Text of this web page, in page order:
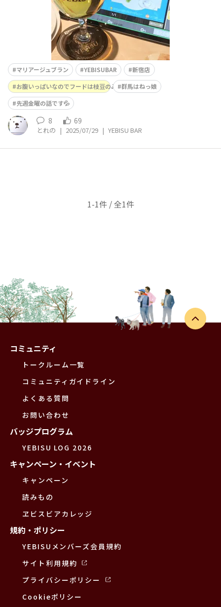
マリアージュブラン YEBISUBAR
新宿店
お腹いっぱいなのでフードは枝豆のみ
群馬はねっ娘
先週金曜の話です💦
8 69
とれの | 2025/07/29 | YEBISU BAR
1-1件 / 全1件
コミュニティ
トークルーム一覧
コミュニティガイドライン
よくある質問
お問い合わせ
バッジプログラム
YEBISU LOG 2026
キャンペーン・イベント
キャンペーン
読みもの
ヱビスビアカレッジ
規約・ポリシー
YEBISUメンバーズ会員規約
サイト利用規約
プライバシーポリシー
Cookieポリシー